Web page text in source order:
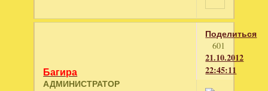
Поделиться
601
21.10.2012
22:45:11
Багира
АДМИНИСТРАТОР